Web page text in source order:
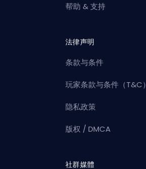
帮助 & 支持
法律声明
条款与条件
玩家条款与条件（T&C）
隐私政策
版权 / DMCA
社群媒體